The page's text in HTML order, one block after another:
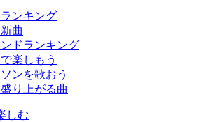
ンキング
曲
ドランキング
楽しもう
ンを歌おう
り上がる曲
しむ